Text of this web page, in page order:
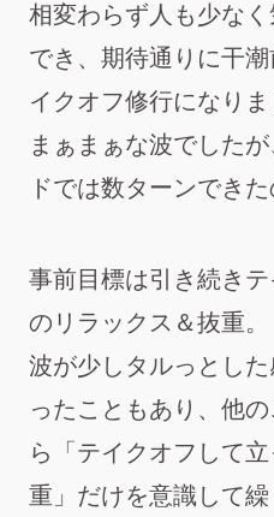
相変わらず人も少な
でき、期待通りに干
イクオフ修行になりま
まぁまぁな波でした
ドでは数ターンでき
事前目標は引き続き
のリラックス＆抜重。
波が少しタルっとし
ったこともあり、他
ら「テイクオフして
重」だけを意識して繰